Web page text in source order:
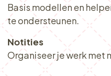
Basis modellen en
te ondersteunen.
Notities
Organiseer je werk met